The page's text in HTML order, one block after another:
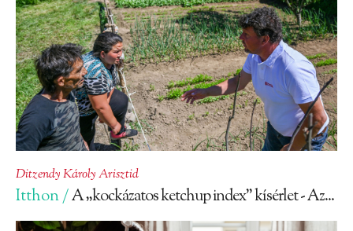
Ditzendy Károly Arisztid
Itthon /A „kockázatos ketchup index” kísérlet - Az...